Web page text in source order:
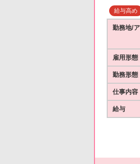
給与高め
勤務地/
雇用形態
勤務形態
仕事内容
給与